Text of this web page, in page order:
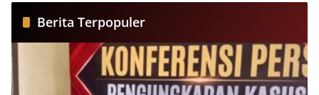
Berita Terpopuler